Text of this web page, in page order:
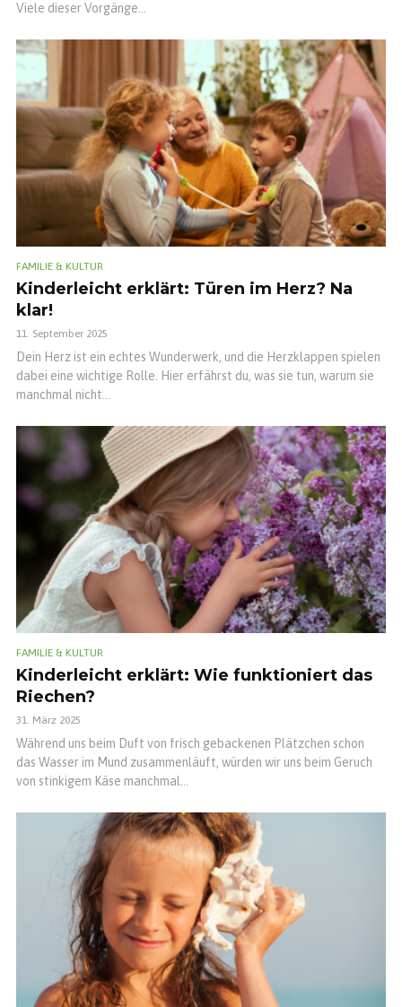
Viele dieser Vorgänge...
FAMILIE & KULTUR
Kinderleicht erklärt: Türen im Herz? Na
klar!
11. September 2025
Dein Herz ist ein echtes Wunderwerk, und die Herzklappen spielen
dabei eine wichtige Rolle. Hier erfährst du, was sie tun, warum sie
manchmal nicht...
FAMILIE & KULTUR
Kinderleicht erklärt: Wie funktioniert das
Riechen?
31. März 2025
Während uns beim Duft von frisch gebackenen Plätzchen schon
das Wasser im Mund zusammenläuft, würden wir uns beim Geruch
von stinkigem Käse manchmal...